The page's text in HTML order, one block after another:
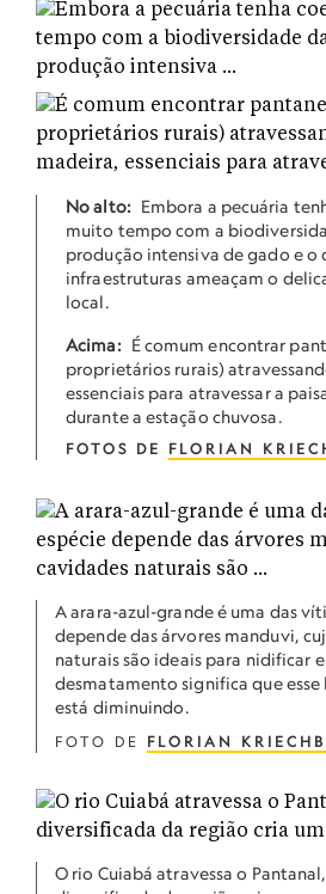
No alto: Embora a pecuária
muito tempo com a
produção intensiva de gado e
infraestruturas ameaçam o
local.
Acima: É comum encontrar
proprietários rurais)
essenciais para atravessar a
durante a estação chuvosa.
FOTOS DE FLORIAN
A arara-azul-grande é uma das
depende das árvores manduvi,
naturais são ideais para nidificar
desmatamento significa que
está diminuindo.
FOTO DE FLORIAN
O rio Cuiabá atravessa o